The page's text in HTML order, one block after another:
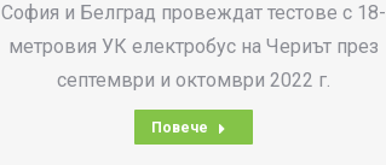
София и Белград провеждат тестове с 18-
метровия УК електробус на Чериът през
септември и октомври 2022 г.
Повече